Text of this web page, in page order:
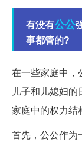
有没有公公
事都管的?
在一些家庭中，
儿子和儿媳妇
家庭中的权力结
首先，公公作为